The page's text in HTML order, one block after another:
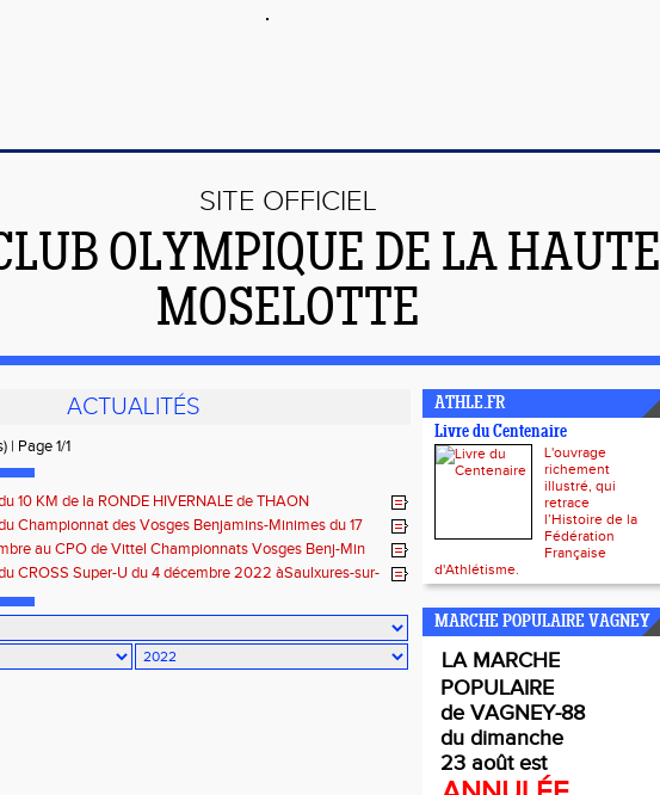
SITE OFFICIEL
OLYMPIQUE DE LA HAUTE
MOSELOTTE
ACTUALITÉS
| Page 1/1
10 KM de la RONDE HIVERNALE de THAON
Championnat des Vosges Benjamins-Minimes du 17
Vittelau CPO de Vittel Championnats Vosges Benj-Min
CROSS Super-U du 4 décembre 2022 àSaulxures-sur-
ATHLE.FR
Livre du Centenaire
L'ouvrage
richement
illustré, qui
retrace
l’Histoire de la
Fédération
Française
d'Athlétisme.
MARCHE POPULAIRE VAGNEY
LA MARCHE
POPULAIRE
de VAGNEY-88
du dimanche
23 août est